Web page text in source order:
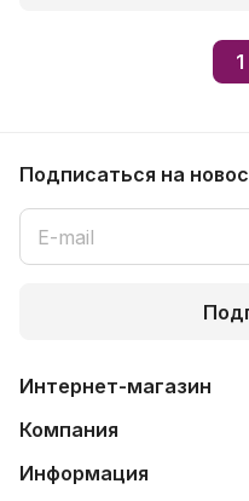
1
Подписаться на
Интернет-магазин
Компания
Информация